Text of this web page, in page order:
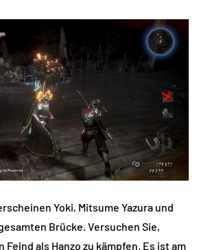
Yoki, Mitsume Yazura und
Brücke. Versuchen Sie,
als Hanzo zu kämpfen. Es ist am